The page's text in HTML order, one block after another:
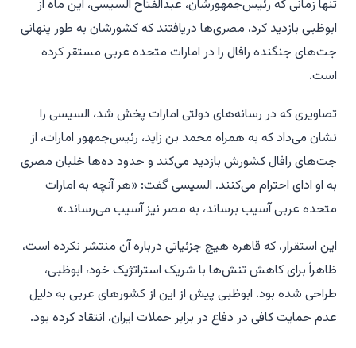
تنها زمانی که رئیس‌جمهورشان، عبدالفتاح السیسی، این ماه از
ابوظبی بازدید کرد، مصری‌ها دریافتند که کشورشان به طور پنهانی
جت‌های جنگنده رافال را در امارات متحده عربی مستقر کرده
است.
تصاویری که در رسانه‌های دولتی امارات پخش شد، السیسی را
نشان می‌داد که به همراه محمد بن زاید، رئیس‌جمهور امارات، از
جت‌های رافال کشورش بازدید می‌کند و حدود ده‌ها خلبان مصری
به او ادای احترام می‌کنند. السیسی گفت: «هر آنچه به امارات
متحده عربی آسیب برساند، به مصر نیز آسیب می‌رساند.»
این استقرار، که قاهره هیچ جزئیاتی درباره آن منتشر نکرده است،
ظاهراً برای کاهش تنش‌ها با شریک استراتژیک خود، ابوظبی،
طراحی شده بود. ابوظبی پیش از این از کشورهای عربی به دلیل
عدم حمایت کافی در دفاع در برابر حملات ایران، انتقاد کرده بود.